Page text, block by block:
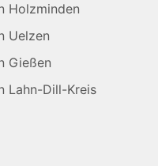
Holzminden
Uelzen
Gießen
Lahn-Dill-Kreis